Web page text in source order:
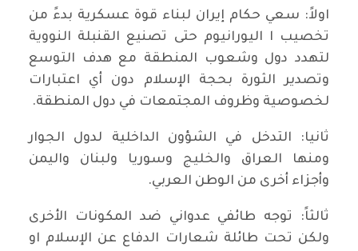
اولاً: سعي حكام إيران لبناء قوة عسكرية بدءً من
تخصيب ا اليورانيوم حتى تصنيع القنبلة النووية
لتهدد دول وشعوب المنطقة مع هدف التوسع
وتصدير الثورة بحجة الإسلام دون أي اعتبارات
لخصوصية وظروف المجتمعات في دول المنطقة.
ثانيا: التدخل في الشؤون الداخلية لدول الجوار
ومنها العراق والخليج وسوريا ولبنان واليمن
وأجزاء أخرى من الوطن العربي.
ثالثاً: توجه طائفي عدواني ضد المكونات الأخرى
ولكن تحت طائلة شعارات الدفاع عن الإسلام او